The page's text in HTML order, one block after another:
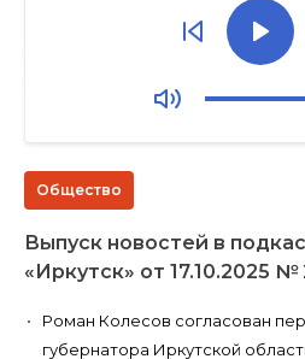
Общество
Выпуск новостей в
«Иркутск» от 17.10.2025 №
Роман Колесов согласован
губернатора Иркутской